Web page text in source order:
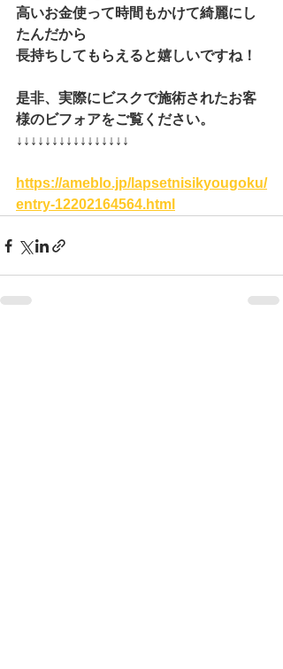
高いお金使って時間もかけて綺麗にし
たんだから
長持ちしてもらえると嬉しいですね！
是非、実際にビスクで施術されたお客
様のビフォアをご覧ください。
↓↓↓↓↓↓↓↓↓↓↓↓↓↓↓↓
https://ameblo.jp/lapsetnisikyougoku/
entry-12202164564.html